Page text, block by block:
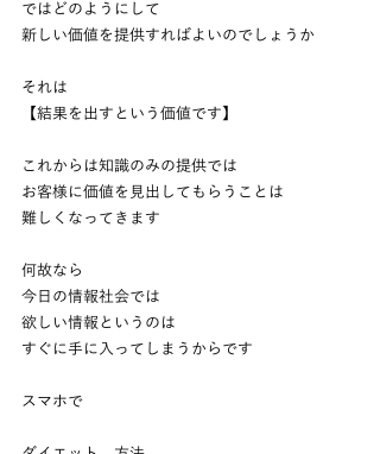
ではどのようにして
新しい価値を提供すればよいのでしょうか
それは
【結果を出すという価値です】
これからは知識のみの提供では
お客様に価値を見出してもらうことは
難しくなってきます
何故なら
今日の情報社会では
欲しい情報というのは
すぐに手に入ってしまうからです
スマホで